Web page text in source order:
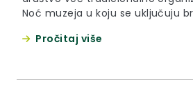
Noć muzeja u koju se uključuju
po 19. puta i to s temom “Muzeji i
Pročitaj više